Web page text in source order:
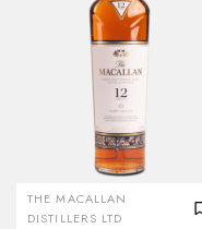
THE MACALLAN
DISTILLERS LTD